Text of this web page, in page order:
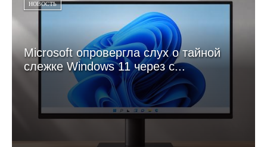
НОВОСТЬ
Microsoft опровергла слух о тайной
слежке Windows 11 через с...